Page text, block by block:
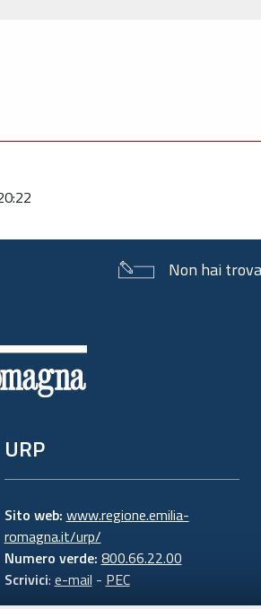
Non hai
URP
Sito web: www.regione.emilia-
romagna.it/urp/
Numero verde: 800.66.22.00
Scrivici: e-mail - PEC